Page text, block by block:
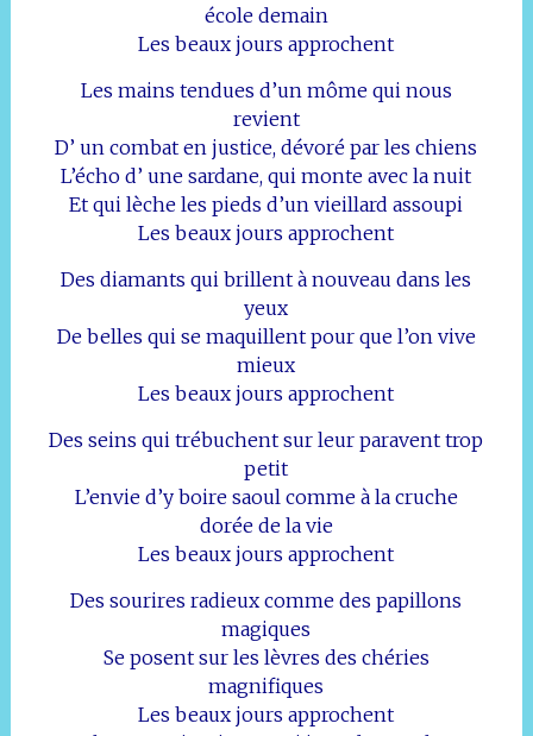
école demain
Les beaux jours approchent
Les mains tendues d’un môme qui nous
revient
D’ un combat en justice, dévoré par les chiens
L’écho d’ une sardane, qui monte avec la nuit
Et qui lèche les pieds d’un vieillard assoupi
Les beaux jours approchent
Des diamants qui brillent à nouveau dans les
yeux
De belles qui se maquillent pour que l’on vive
mieux
Les beaux jours approchent
Des seins qui trébuchent sur leur paravent trop
petit
L’envie d’y boire saoul comme à la cruche
dorée de la vie
Les beaux jours approchent
Des sourires radieux comme des papillons
magiques
Se posent sur les lèvres des chéries
magnifiques
Les beaux jours approchent